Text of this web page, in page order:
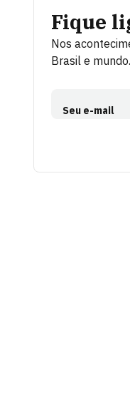
Fique
Nos
Brasil e mundo.
Seu e-mail